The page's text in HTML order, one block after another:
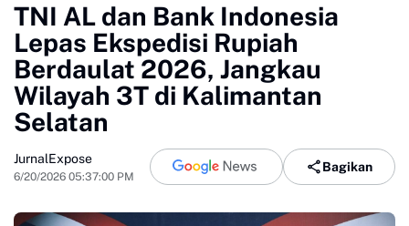
TNI AL dan Bank Indonesia
Lepas Ekspedisi Rupiah
Berdaulat 2026, Jangkau
Wilayah 3T di Kalimantan
Selatan
JurnalExpose
6/20/2026 05:37:00 PM
Bagikan